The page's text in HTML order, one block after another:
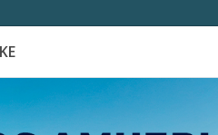
Guía de inversión